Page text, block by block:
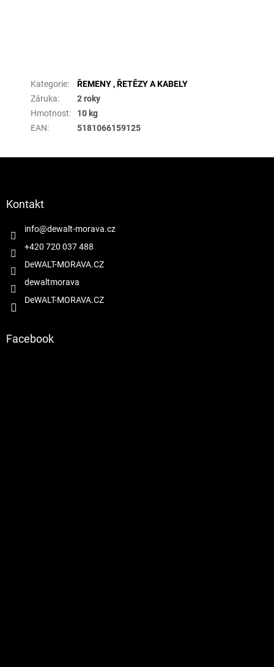
Kategorie:
ŘEMENY , ŘETĚZY A KABELY
Záruka:
2 roky
Hmotnost:
10 kg
EAN: 5181066159125
Kontakt
info@dewalt-morava.cz
+420 720 037 488
DeWALT-MORAVA.CZ
dewaltmorava
DeWALT-MORAVA.CZ
Facebook